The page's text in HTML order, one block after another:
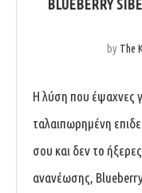
BLUEBERRY
by The
Η λύση που έψαχνες
ταλαιπωρημένη
σου και δεν το
ανανέωσης,